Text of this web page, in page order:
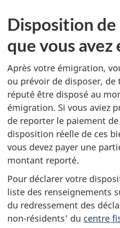
Disposition de
que vous avez
Après votre émigration,
ou prévoir de disposer,
réputé être disposé au
émigration. Si vous aviez
de reporter le paiement
disposition réelle de ces
vous devez payer une
montant reporté.
Pour déclarer votre
liste des renseignements
du redressement des
non-résidents' du centre